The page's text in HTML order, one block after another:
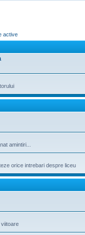
active
amintiri...
orice intrebari despre liceu